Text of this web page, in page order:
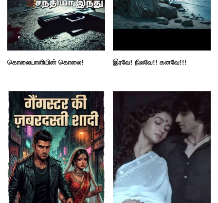
கொலையாளியின் கொலை! இரவே! நிலவே!! கனவே!!!